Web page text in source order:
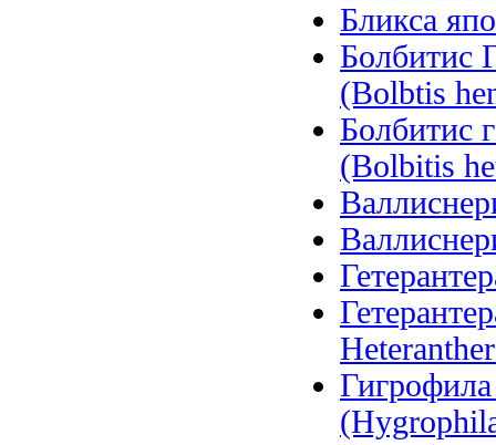
Бликса
Болбитис
(Bolbtis
Болбитис
(Bolbitis